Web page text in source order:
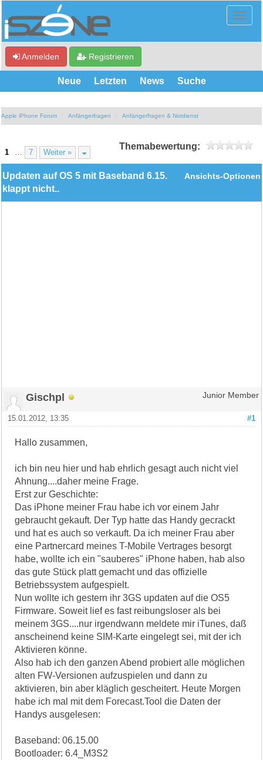
Anmelden Registrieren
Neue Letzten News Suche
Apple iPhone Forum Anfängerfragen Anfängerfragen & Notdienst
1 7 Weiter »
Themabewertung:
Ansichts-Optionen
Updaten auf OS 5 mit Baseband 6.15.
klappt nicht..
Gischpl Junior Member
#1
15.01.2012, 13:35
Hallo zusammen,
ich bin neu hier und hab ehrlich gesagt auch nicht viel
Ahnung....daher meine Frage.
Erst zur Geschichte:
Das iPhone meiner Frau habe ich vor einem Jahr
gebraucht gekauft. Der Typ hatte das Handy gecrackt
und hat es auch so verkauft. Da ich meiner Frau aber
eine Partnercard meines T-Mobile Vertrages besorgt
habe, wollte ich ein "sauberes" iPhone haben, hab also
das gute Stück platt gemacht und das offizielle
Betriebssystem aufgespielt.
Nun wollte ich gestern ihr 3GS updaten auf die OS5
Firmware. Soweit lief es fast reibungsloser als bei
meinem 3GS....nur irgendwann meldete mir iTunes, daß
anscheinend keine SIM-Karte eingelegt sei, mit der ich
Aktivieren könne.
Also hab ich den ganzen Abend probiert alle möglichen
alten FW-Versionen aufzuspielen und dann zu
aktivieren, bin aber kläglich gescheitert. Heute Morgen
habe ich mal mit dem Forecast.Tool die Daten der
Handys ausgelesen:
Baseband: 06.15.00
Bootloader: 6.4_M3S2